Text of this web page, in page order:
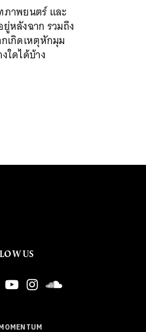
ภาพยนตร์ และ
หลังฉาก รวมถึง
เกิดเหตุหักมุม
ใดได้บ้าง
US